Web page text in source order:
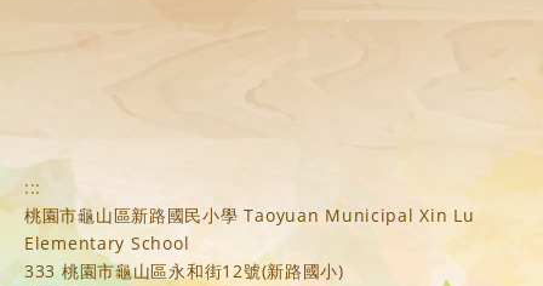
:::
桃園市龜山區新路國民小學 Taoyuan Municipal Xin Lu
Elementary School
333 桃園市龜山區永和街12號(新路國小)